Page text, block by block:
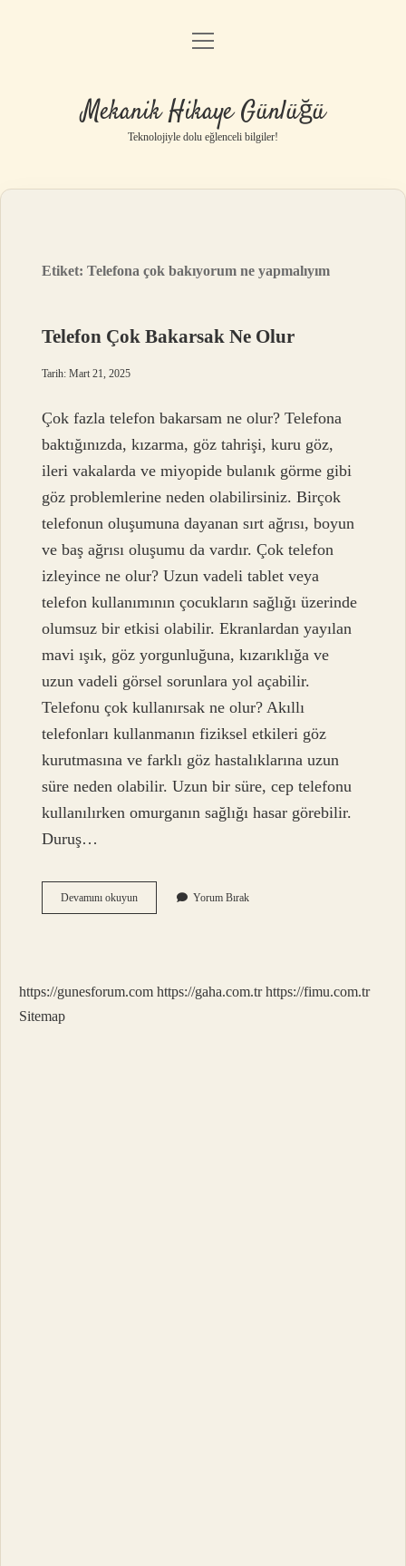
Anasayfa
Yasal Uyarı
menüyü
Mekanik Hikaye Günlüğü
Teknolojiyle dolu eğlenceli bilgiler!
Etiket:Telefona çok bakıyorum ne yapmalıyım
Telefon Çok Bakarsak Ne Olur
Tarih: Mart 21, 2025
Çok fazla telefon bakarsam ne olur? Telefona
baktığınızda, kızarma, göz tahrişi, kuru göz,
ileri vakalarda ve miyopide bulanık görme gibi
göz problemlerine neden olabilirsiniz. Birçok
telefonun oluşumuna dayanan sırt ağrısı, boyun
ve baş ağrısı oluşumu da vardır. Çok telefon
izleyince ne olur? Uzun vadeli tablet veya
telefon kullanımının çocukların sağlığı üzerinde
olumsuz bir etkisi olabilir. Ekranlardan yayılan
mavi ışık, göz yorgunluğuna, kızarıklığa ve
uzun vadeli görsel sorunlara yol açabilir.
Telefonu çok kullanırsak ne olur? Akıllı
telefonları kullanmanın fiziksel etkileri göz
kurutmasına ve farklı göz hastalıklarına uzun
süre neden olabilir. Uzun bir süre, cep telefonu
kullanılırken omurganın sağlığı hasar görebilir.
Duruş…
Devamını okuyunTelefon
Çok
Yorum Bırak
https://gunesforum.com https://gaha.com.tr https://fimu.com.tr
Sitemap